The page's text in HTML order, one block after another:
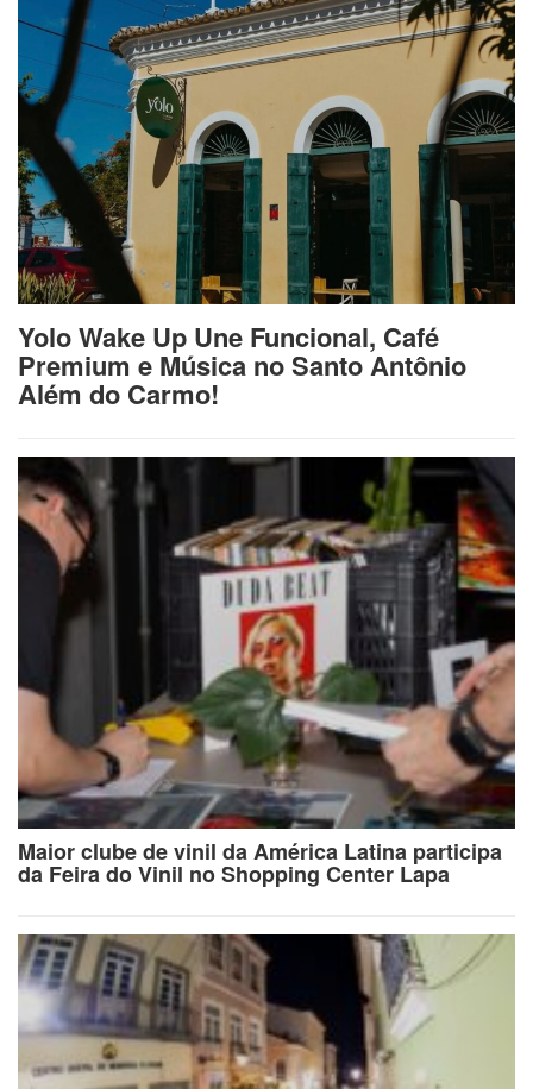
Yolo Wake Up Une Funcional, Café
Premium e Música no Santo Antônio
Além do Carmo!
Maior clube de vinil da América Latina participa
da Feira do Vinil no Shopping Center Lapa